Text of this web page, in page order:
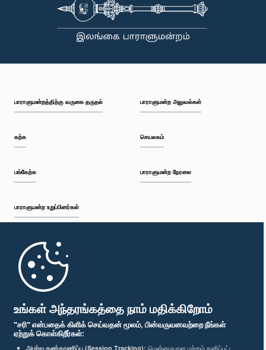
உங்கள் அந்தரங்கத்தை நாம் மதிக்கிறோம்
"சரி" என்பதைக் கிளிக் செய்வதன் மூலம், பின்வருவனவற்றை நீங்கள்
ஏற்றுக் கொள்கிறீர்கள்:
அமர்வு கண்காணிப்பு (Session Tracking): மென்மையான மற்றும் தனிப்பட்ட
பாராளுமன்றத்திற்கு வருகை தருதல்
கற்க
பங்கேற்க
பாராளுமன்ற உறுப்பினர்கள்
முதற்பக்கம்
பாராளுமன்ற அலுவல்கள்
செயலகம்
பாராளுமன்ற நேரலை
பாராளுமன்ற கையடக்க செயலி